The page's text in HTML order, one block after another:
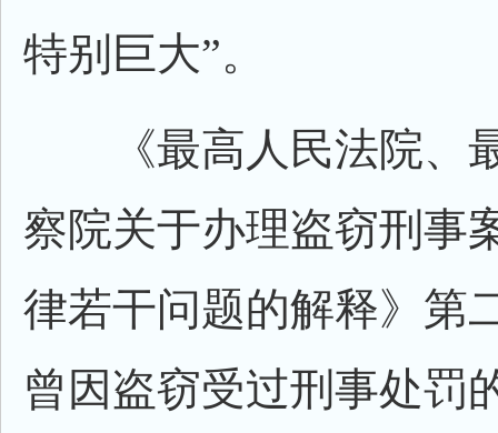
特别巨大”。
《最高人民法院、
察院关于办理盗窃刑事
律若干问题的解释》第
曾因盗窃受过刑事处罚